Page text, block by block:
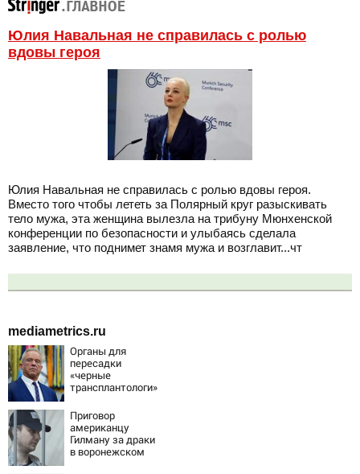
Юлия Навальная не справилась с ролью
вдовы героя
Юлия Навальная не справилась с ролью вдовы героя.
Вместо того чтобы лететь за Полярный круг разыскивать
тело мужа, эта женщина вылезла на трибуну Мюнхенской
конференции по безопасности и улыбаясь сделала
заявление, что поднимет знамя мужа и возглавит...чт
mediametrics.ru
Органы для
пересадки
«черные
трансплантологи»
живых пациентов
Приговор
американцу
Гилману за драки
в воронежском